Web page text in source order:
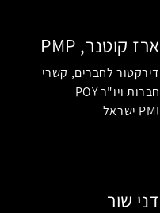
ארז קוטנר, PMP
דירקטור לחברים, קשרי
חברות ויו"ר POY
PMI ישראל
דני שור